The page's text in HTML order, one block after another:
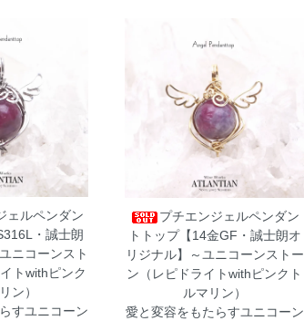
ェルペンダン
・誠士朗
ニコーンスト
トwithピンク
ン）
すユニコーン
プチエンジェルペンダン
トトップ【14金GF・誠士朗オ
リジナル】～ユニコーンストー
ン（レピドライトwithピンクト
ルマリン）
愛と変容をもたらすユニコーン